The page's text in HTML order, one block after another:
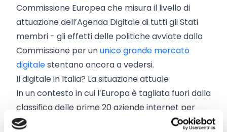
Commissione Europea che misura il livello di
attuazione dell’Agenda Digitale di tutti gli Stati
membri - gli effetti delle politiche avviate dalla
Commissione per ununico grande mercato
digitalestentano ancora a vedersi.
Il digitale in Italia? La situazione attuale
In un contesto in cui l’Europa è tagliata fuori dalla
classifica delle prime 20 aziende internet per
capitalizzazione, tutte statunitensi o cinesi, l’Italia